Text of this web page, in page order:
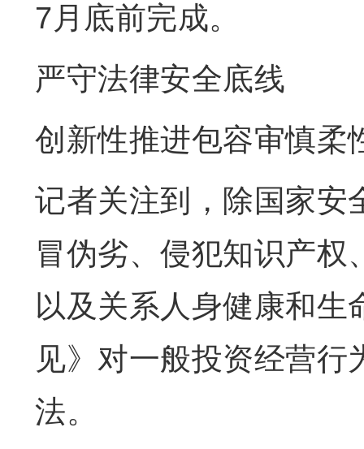
7月底前完成。
严守法律安全底线
创新性推进包容审慎柔
记者关注到，除国家安
冒伪劣、侵犯知识产权
以及关系人身健康和生
见》对一般投资经营
法。